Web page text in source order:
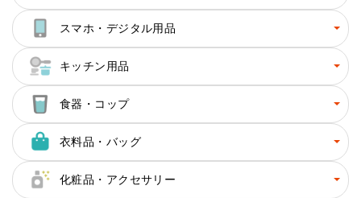
スマホ・デジタル用品
キッチン用品
食器・コップ
衣料品・バッグ
化粧品・アクセサリー